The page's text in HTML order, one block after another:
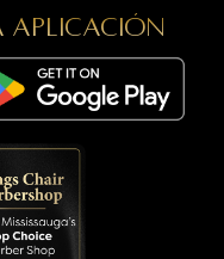
aplicación